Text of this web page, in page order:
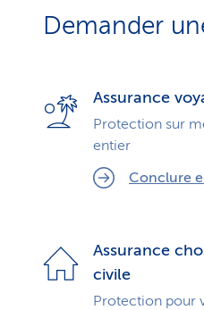
Demander
Assurance
Protection sur
entier
Conclure
Assurance
civile
Protection pour